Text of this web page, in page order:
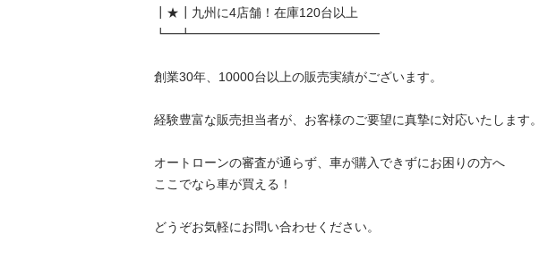
┃★┃九州に4店舗！在庫120台以上
┗━┻━━━━━━━━━━━━━━━
創業30年、10000台以上の販売実績がございます。
経験豊富な販売担当者が、お客様のご要望に真摯に対応いたします。
オートローンの審査が通らず、車が購入できずにお困りの方へ
ここでなら車が買える！
どうぞお気軽にお問い合わせください。